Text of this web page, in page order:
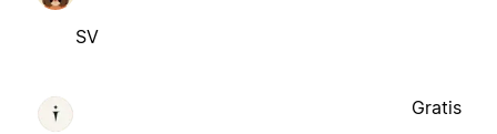
SV
Gratis